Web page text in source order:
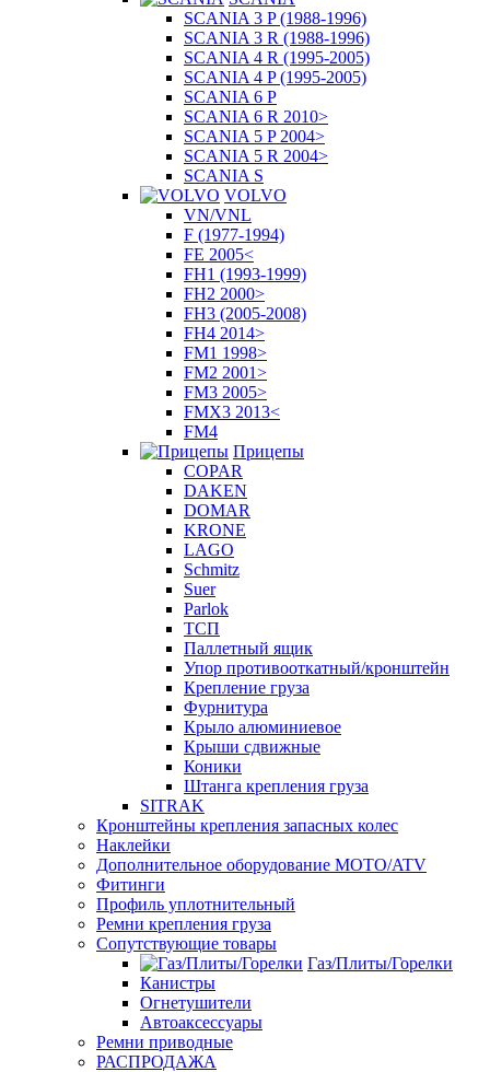
SCANIA 3 P (1988-1996)
SCANIA 3 R (1988-1996)
SCANIA 4 R (1995-2005)
SCANIA 4 P (1995-2005)
SCANIA 6 P
SCANIA 6 R 2010>
SCANIA 5 P 2004>
SCANIA 5 R 2004>
SCANIA S
VOLVO
VN/VNL
F (1977-1994)
FE 2005<
FH1 (1993-1999)
FH2 2000>
FH3 (2005-2008)
FH4 2014>
FM1 1998>
FM2 2001>
FM3 2005>
FMX3 2013<
FM4
Прицепы
COPAR
DAKEN
DOMAR
KRONE
LAGO
Schmitz
Suer
Parlok
ТСП
Паллетный ящик
Упор противооткатный/кронштейн
Крепление груза
Фурнитура
Крыло алюминиевое
Крыши сдвижные
Коники
Штанга крепления груза
SITRAK
Кронштейны крепления запасных колес
Наклейки
Дополнительное оборудование MOTO/ATV
Фитинги
Профиль уплотнительный
Ремни крепления груза
Сопутствующие товары
Газ/Плиты/Горелки
Канистры
Огнетушители
Автоаксессуары
Ремни приводные
РАСПРОДАЖА